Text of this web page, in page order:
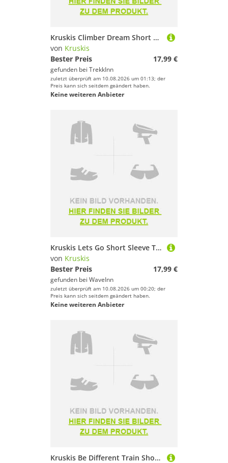
Kruskis Climber Dream Short Sleeve T-shirt Schwarz 2XL Mann
von Kruskis
Bester Preis
17,99 €
gefunden bei TrekkInn
zuletzt überprüft am 10.08.2026 um 01:13; der
Preis kann sich seitdem geändert haben.
Keine weiteren Anbieter
Kruskis Lets Go Short Sleeve T-shirt Schwarz 3XL Mann
von Kruskis
Bester Preis
17,99 €
gefunden bei WaveInn
zuletzt überprüft am 10.08.2026 um 00:20; der
Preis kann sich seitdem geändert haben.
Keine weiteren Anbieter
Kruskis Be Different Train Short Sleeve T-shirt Schwarz XL Mann